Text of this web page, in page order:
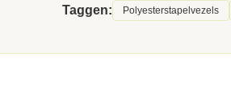
Taggen: Polyesterstapelvezels